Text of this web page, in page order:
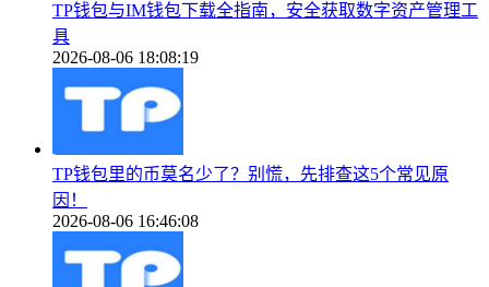
TP钱包与IM钱包下载全指南，安全获取数字资产管理工
具
2026-08-06 18:08:19
TP钱包里的币莫名少了？别慌，先排查这5个常见原
因！
2026-08-06 16:46:08